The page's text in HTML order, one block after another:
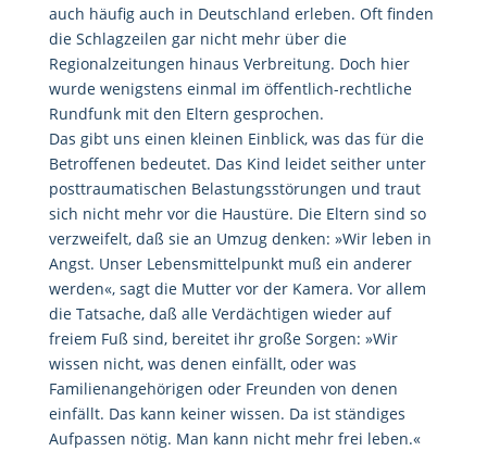
auch häufig auch in Deutschland erleben. Oft finden
die Schlagzeilen gar nicht mehr über die
Regionalzeitungen hinaus Verbreitung. Doch hier
wurde wenigstens einmal im öffentlich-rechtliche
Rundfunk mit den Eltern gesprochen.
Das gibt uns einen kleinen Einblick, was das für die
Betroffenen bedeutet. Das Kind leidet seither unter
posttraumatischen Belastungsstörungen und traut
sich nicht mehr vor die Haustüre. Die Eltern sind so
verzweifelt, daß sie an Umzug denken: »Wir leben in
Angst. Unser Lebensmittelpunkt muß ein anderer
werden«, sagt die Mutter vor der Kamera. Vor allem
die Tatsache, daß alle Verdächtigen wieder auf
freiem Fuß sind, bereitet ihr große Sorgen: »Wir
wissen nicht, was denen einfällt, oder was
Familienangehörigen oder Freunden von denen
einfällt. Das kann keiner wissen. Da ist ständiges
Aufpassen nötig. Man kann nicht mehr frei leben.«